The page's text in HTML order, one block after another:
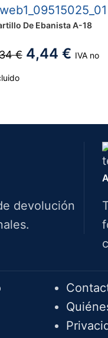
De Ebanista A-18
€ 4,44 € IVA no
devolución